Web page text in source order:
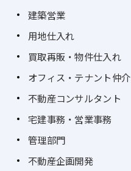
建築営業
用地仕入れ
買取再販・物件仕入れ
オフィス・テナント仲介
不動産コンサルタント
宅建事務・営業事務
管理部門
不動産企画開発